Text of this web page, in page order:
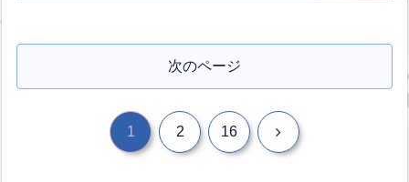
次のページ
1 2 16 次